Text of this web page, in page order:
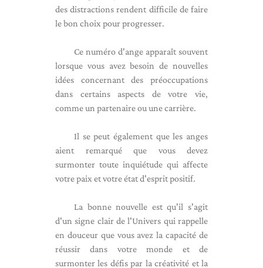
des distractions rendent difficile de faire
le bon choix pour progresser.
Ce numéro d'ange apparaît souvent
lorsque vous avez besoin de nouvelles
idées concernant des préoccupations
dans certains aspects de votre vie,
comme un partenaire ou une carrière.
Il se peut également que les anges
aient remarqué que vous devez
surmonter toute inquiétude qui affecte
votre paix et votre état d'esprit positif.
La bonne nouvelle est qu'il s'agit
d'un signe clair de l'Univers qui rappelle
en douceur que vous avez la capacité de
réussir dans votre monde et de
surmonter les défis par la créativité et la